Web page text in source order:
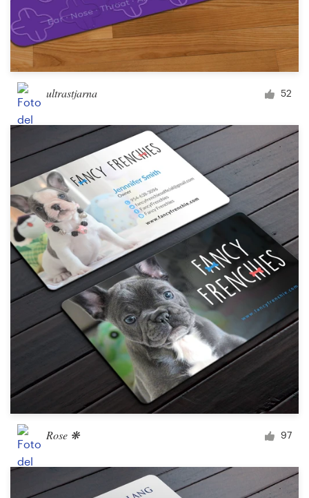
ultrastjarna 52
Rose ❋ 97